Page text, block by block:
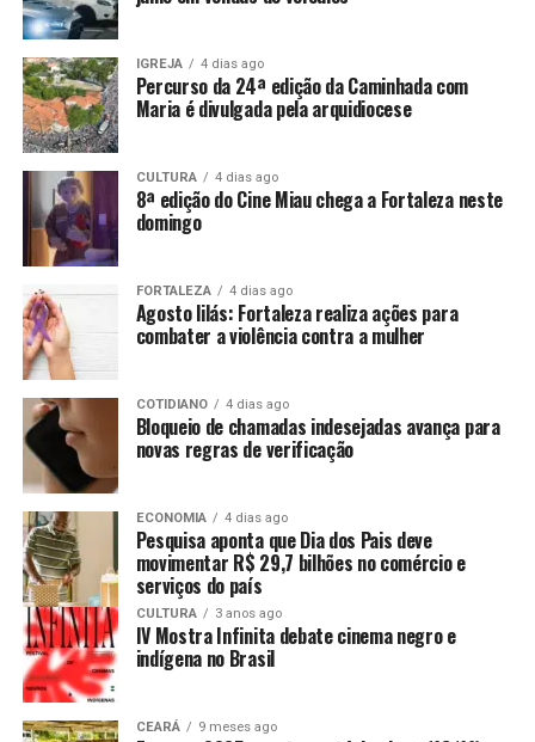
IGREJA 4 dias ago
Percurso da 24ª edição da Caminhada com
Maria é divulgada pela arquidiocese
CULTURA 4 dias ago
8ª edição do Cine Miau chega a Fortaleza neste
domingo
FORTALEZA 4 dias ago
Agosto lilás: Fortaleza realiza ações para
combater a violência contra a mulher
COTIDIANO 4 dias ago
Bloqueio de chamadas indesejadas avança para
novas regras de verificação
ECONOMIA 4 dias ago
Pesquisa aponta que Dia dos Pais deve
movimentar R$ 29,7 bilhões no comércio e
serviços do país
CULTURA 3 anos ago
IV Mostra Infinita debate cinema negro e
indígena no Brasil
CEARÁ 9 meses ago